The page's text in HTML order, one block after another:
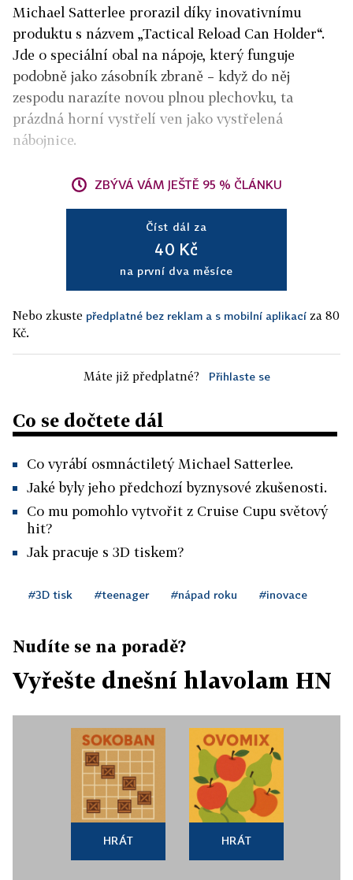
Michael Satterlee prorazil díky inovativnímu
produktu s názvem „Tactical Reload Can Holder“.
Jde o speciální obal na nápoje, který funguje
podobně jako zásobník zbraně – když do něj
zespodu narazíte novou plnou plechovku, ta
prázdná horní vystřelí ven jako vystřelená
nábojnice.
ZBÝVÁ VÁM JEŠTĚ 95 % ČLÁNKU
Číst dál za
40 Kč
na první dva měsíce
Nebo zkuste předplatné bez reklam a s mobilní aplikací za 80
Kč.
Máte již předplatné? Přihlaste se
Co se dočtete dál
Co vyrábí osmnáctiletý Michael Satterlee.
Jaké byly jeho předchozí byznysové zkušenosti.
Co mu pomohlo vytvořit z Cruise Cupu světový
hit?
Jak pracuje s 3D tiskem?
#3D tisk #teenager #nápad roku #inovace
Nudíte se na poradě?
Vyřešte dnešní hlavolam HN
HRÁT HRÁT